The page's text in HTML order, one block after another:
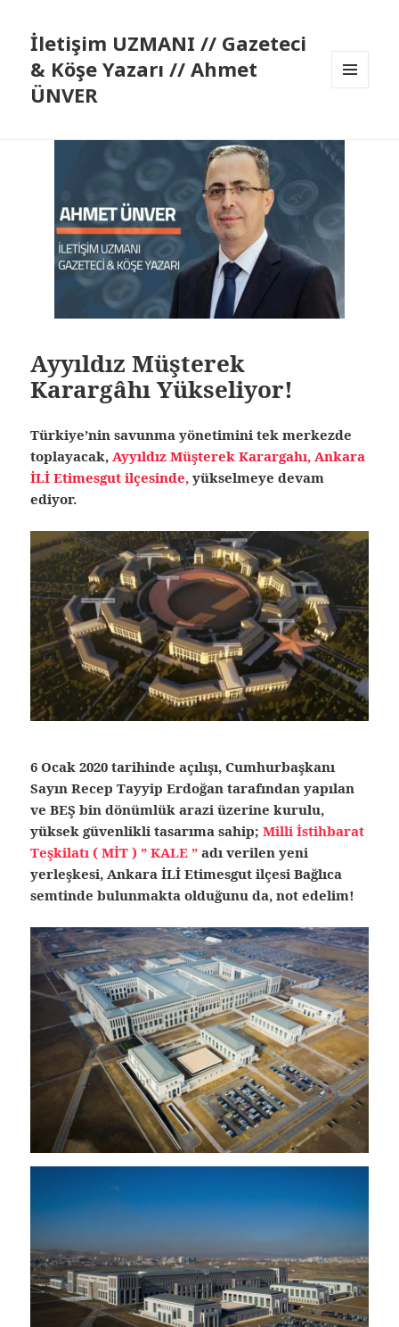
İletişim UZMANI // Gazeteci
& Köşe Yazarı // Ahmet
ÜNVER
Ayyıldız Müşterek
Karargâhı Yükseliyor!
Türkiye’nin savunma yönetimini tek merkezde
toplayacak, Ayyıldız Müşterek Karargahı, Ankara
İLİ Etimesgut ilçesinde, yükselmeye devam
ediyor.
6 Ocak 2020 tarihinde açılışı, Cumhurbaşkanı
Sayın Recep Tayyip Erdoğan tarafından yapılan
ve BEŞ bin dönümlük arazi üzerine kurulu,
yüksek güvenlikli tasarıma sahip;Milli İstihbarat
Teşkilatı ( MİT ) ” KALE ”adı verilen yeni
yerleşkesi, Ankara İLİ Etimesgut ilçesi Bağlıca
semtinde bulunmakta olduğunu da, not edelim!